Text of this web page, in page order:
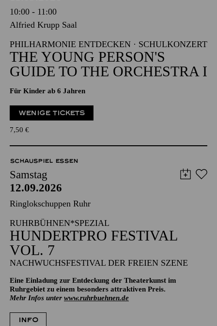
10:00 - 11:00
Alfried Krupp Saal
PHILHARMONIE ENTDECKEN · SCHULKONZERT
THE YOUNG PERSON'S
GUIDE TO THE ORCHESTRA I
Für Kinder ab 6 Jahren
WENIGE TICKETS
7,50 €
SCHAUSPIEL ESSEN
Samstag
12.09.2026
Ringlokschuppen Ruhr
RUHRBÜHNEN*SPEZIAL
HUNDERTPRO FESTIVAL
VOL. 7
NACHWUCHSFESTIVAL DER FREIEN SZENE
Eine Einladung zur Entdeckung der Theaterkunst im
Ruhrgebiet zu einem besonders attraktiven Preis.
Mehr Infos unter www.ruhrbuehnen.de
INFO